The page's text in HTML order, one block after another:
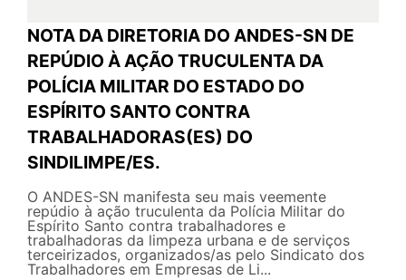
NOTA DA DIRETORIA DO ANDES-SN DE
REPÚDIO À AÇÃO TRUCULENTA DA
POLÍCIA MILITAR DO ESTADO DO
ESPÍRITO SANTO CONTRA
TRABALHADORAS(ES) DO
SINDILIMPE/ES.
O ANDES-SN manifesta seu mais veemente
repúdio à ação truculenta da Polícia Militar do
Espírito Santo contra trabalhadores e
trabalhadoras da limpeza urbana e de serviços
terceirizados, organizados/as pelo Sindicato dos
Trabalhadores em Empresas de Li...